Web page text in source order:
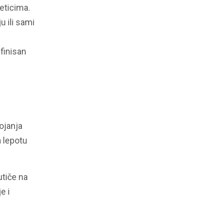
ili sami
lepotu
na
i